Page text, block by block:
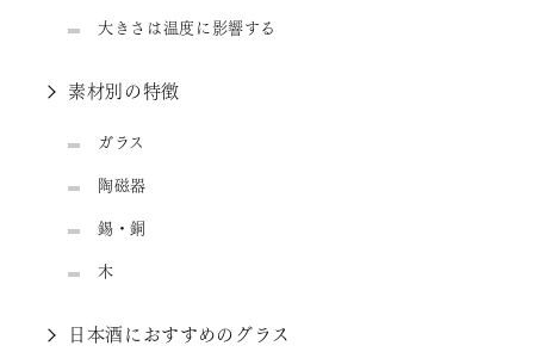
大きさは温度に影響する
素材別の特徴
ガラス
陶磁器
錫・銅
木
日本酒におすすめのグラス